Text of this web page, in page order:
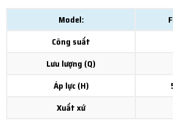
Model:
Công suất
Lưu lượng (Q)
Áp lực (H)
Xuất xứ